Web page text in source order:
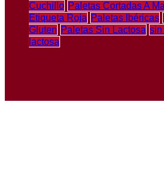
Cuchillo Paletas Cortadas A
Etiqueta Roja Paletas Ibéricas
Gluten Paletas Sin Lactosa sin
lactosa